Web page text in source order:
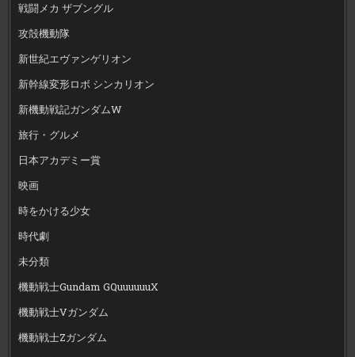
戦闘メカ ザブングル
攻殻機動隊
新世紀エヴァンゲリオン
新幹線変形ロボ シンカリオン
新機動戦記ガンダムW
旅行・グルメ
日本アカデミー賞
映画
時をかける少女
時代劇
未分類
機動戦士Gundam GQuuuuuuX
機動戦士Vガンダム
機動戦士Zガンダム